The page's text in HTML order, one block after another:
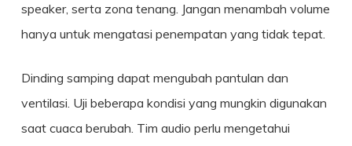
speaker, serta zona tenang. Jangan menambah volume
hanya untuk mengatasi penempatan yang tidak tepat.
Dinding samping dapat mengubah pantulan dan
ventilasi. Uji beberapa kondisi yang mungkin digunakan
saat cuaca berubah. Tim audio perlu mengetahui